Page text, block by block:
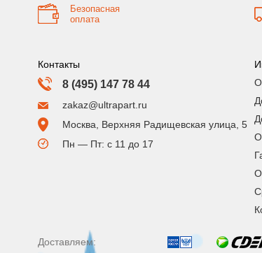
Безопасная
оплата
Контакты
8 (495) 147 78 44
zakaz@ultrapart.ru
Москва, Верхняя Радищевская улица, 5
Пн — Пт: с 11 до 17
О
Доставляем: